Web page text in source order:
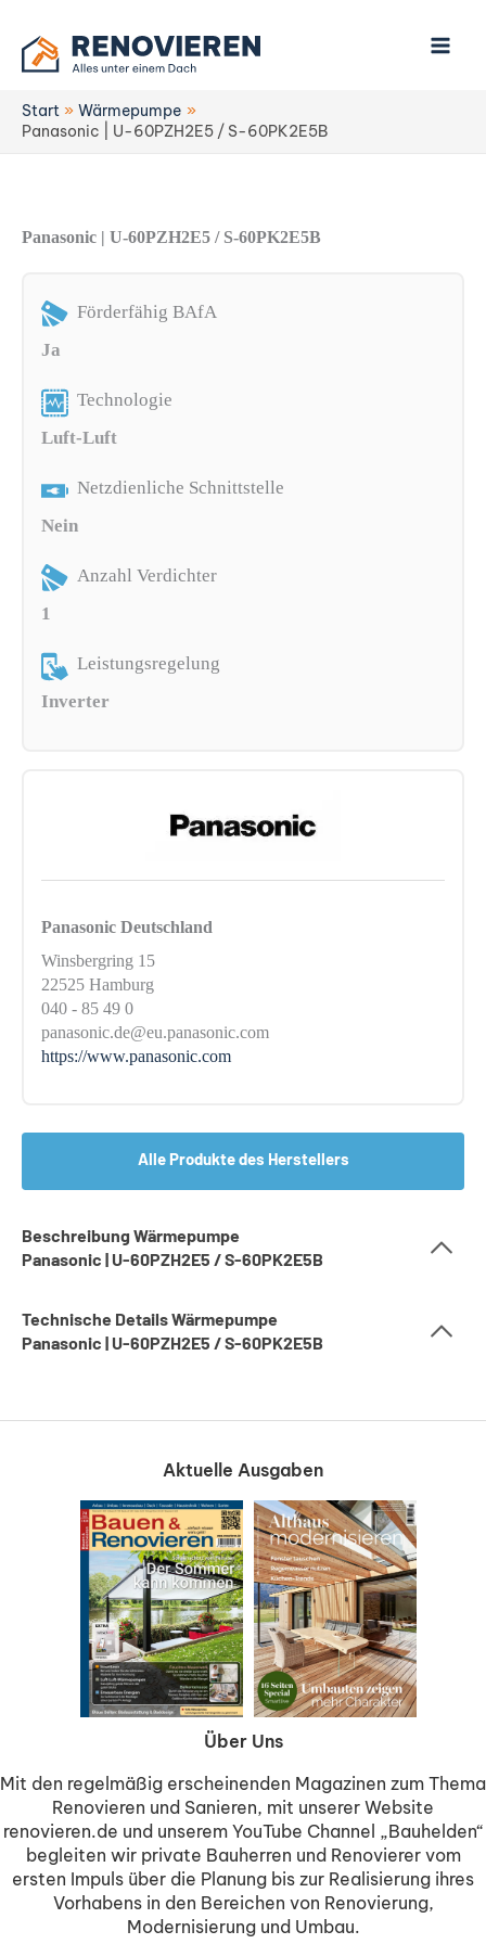
Inhalt
springen
Start
Wärmepumpe
Panasonic | U-60PZH2E5 / S-60PK2E5B
Panasonic | U-60PZH2E5 / S-60PK2E5B
Förderfähig BAfA
Ja
Technologie
Luft-Luft
Netzdienliche Schnittstelle
Nein
Anzahl Verdichter
1
Leistungsregelung
Inverter
Panasonic Deutschland
Winsbergring 15
22525 Hamburg
040 - 85 49 0
panasonic.de@eu.panasonic.com
https://www.panasonic.com
Alle Produkte des Herstellers
Beschreibung Wärmepumpe
Panasonic | U-60PZH2E5 / S-60PK2E5B
Technische Details Wärmepumpe
Panasonic | U-60PZH2E5 / S-60PK2E5B
Aktuelle Ausgaben
Über Uns
Mit den regelmäßig erscheinenden Magazinen zum Thema
Renovieren und Sanieren, mit unserer Website
renovieren.de und unserem YouTube Channel „Bauhelden“
begleiten wir private Bauherren und Renovierer vom
ersten Impuls über die Planung bis zur Realisierung ihres
Vorhabens in den Bereichen von Renovierung,
Modernisierung und Umbau.